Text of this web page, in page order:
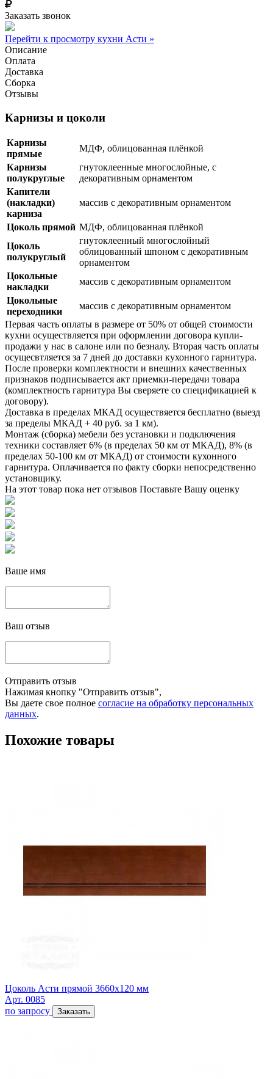
Заказать звонок
Перейти к просмотру кухни Асти »
Описание
Оплата
Доставка
Сборка
Отзывы
Карнизы и цоколи
Карнизы
прямые
МДФ, облицованная плёнкой
Карнизы
полукруглые
гнутоклеенные многослойные, с
декоративным орнаментом
Капители
(накладки)
карниза
массив с декоративным орнаментом
Цоколь прямой МДФ, облицованная плёнкой
Цоколь
полукруглый
гнутоклеенный многослойный
облицованный шпоном с декоративным
орнаментом
Цокольные
накладки
массив с декоративным орнаментом
Цокольные
переходники
массив с декоративным орнаментом
Первая часть оплаты в размере от 50% от общей стоимости
кухни осуществляется при оформлении договора купли-
продажи у нас в салоне или по безналу. Вторая часть оплаты
осущесвтляется за 7 дней до доставки кухонного гарнитура.
После проверки комплектности и внешних качественных
признаков подписывается акт приемки-передачи товара
(комплектность гарнитура Вы сверяете со спецификацией к
договору).
Доставка в пределах МКАД осуществяется бесплатно (выезд
за пределы МКАД + 40 руб. за 1 км).
Монтаж (сборка) мебели без установки и подключения
техники составляет 6% (в пределах 50 км от МКАД), 8% (в
пределах 50-100 км от МКАД) от стоимости кухонного
гарнитура. Оплачивается по факту сборки непосредственно
установщику.
На этот товар пока нет отзывов Поставьте Вашу оценку
Ваше имя
Ваш отзыв
Отправить отзыв
Нажимая кнопку "Отправить отзыв",
Вы даете свое полное согласие на обработку персональных
данных.
Похожие товары
Цоколь Асти прямой 3660х120 мм
Арт. 0085
по запросу
Заказать